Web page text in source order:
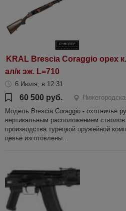
KRAL Brescia Coraggio орех
ал/к эж. L=710
6 Июля, в 12:31
60 500 руб.
Модель Brescia Coraggio - охотничье
вертикальным расположением
производства турецкой оружейной
цевье изготовлены...